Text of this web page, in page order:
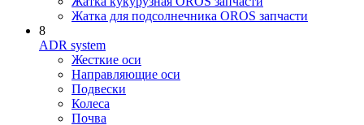
Жатка для подсолнечника OROS запчасти
8
ADR system
Жесткие оси
Направляющие оси
Подвески
Колеса
Почва